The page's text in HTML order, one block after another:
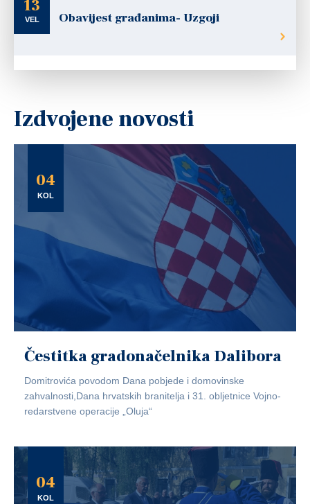
13
VEL Obavijest građanima- Uzgoji
Izdvojene novosti
04
KOL
Čestitka gradonačelnika Dalibora
Domitrovića povodom Dana pobjede i domovinske
zahvalnosti,Dana hrvatskih branitelja i 31. obljetnice Vojno-
redarstvene operacije „Oluja“
04
KOL